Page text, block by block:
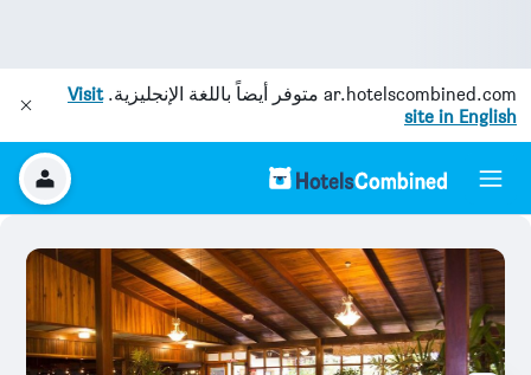
ar.hotelscombined.com متوفر أيضاً باللغة الإنجليزية.Visit
site in English